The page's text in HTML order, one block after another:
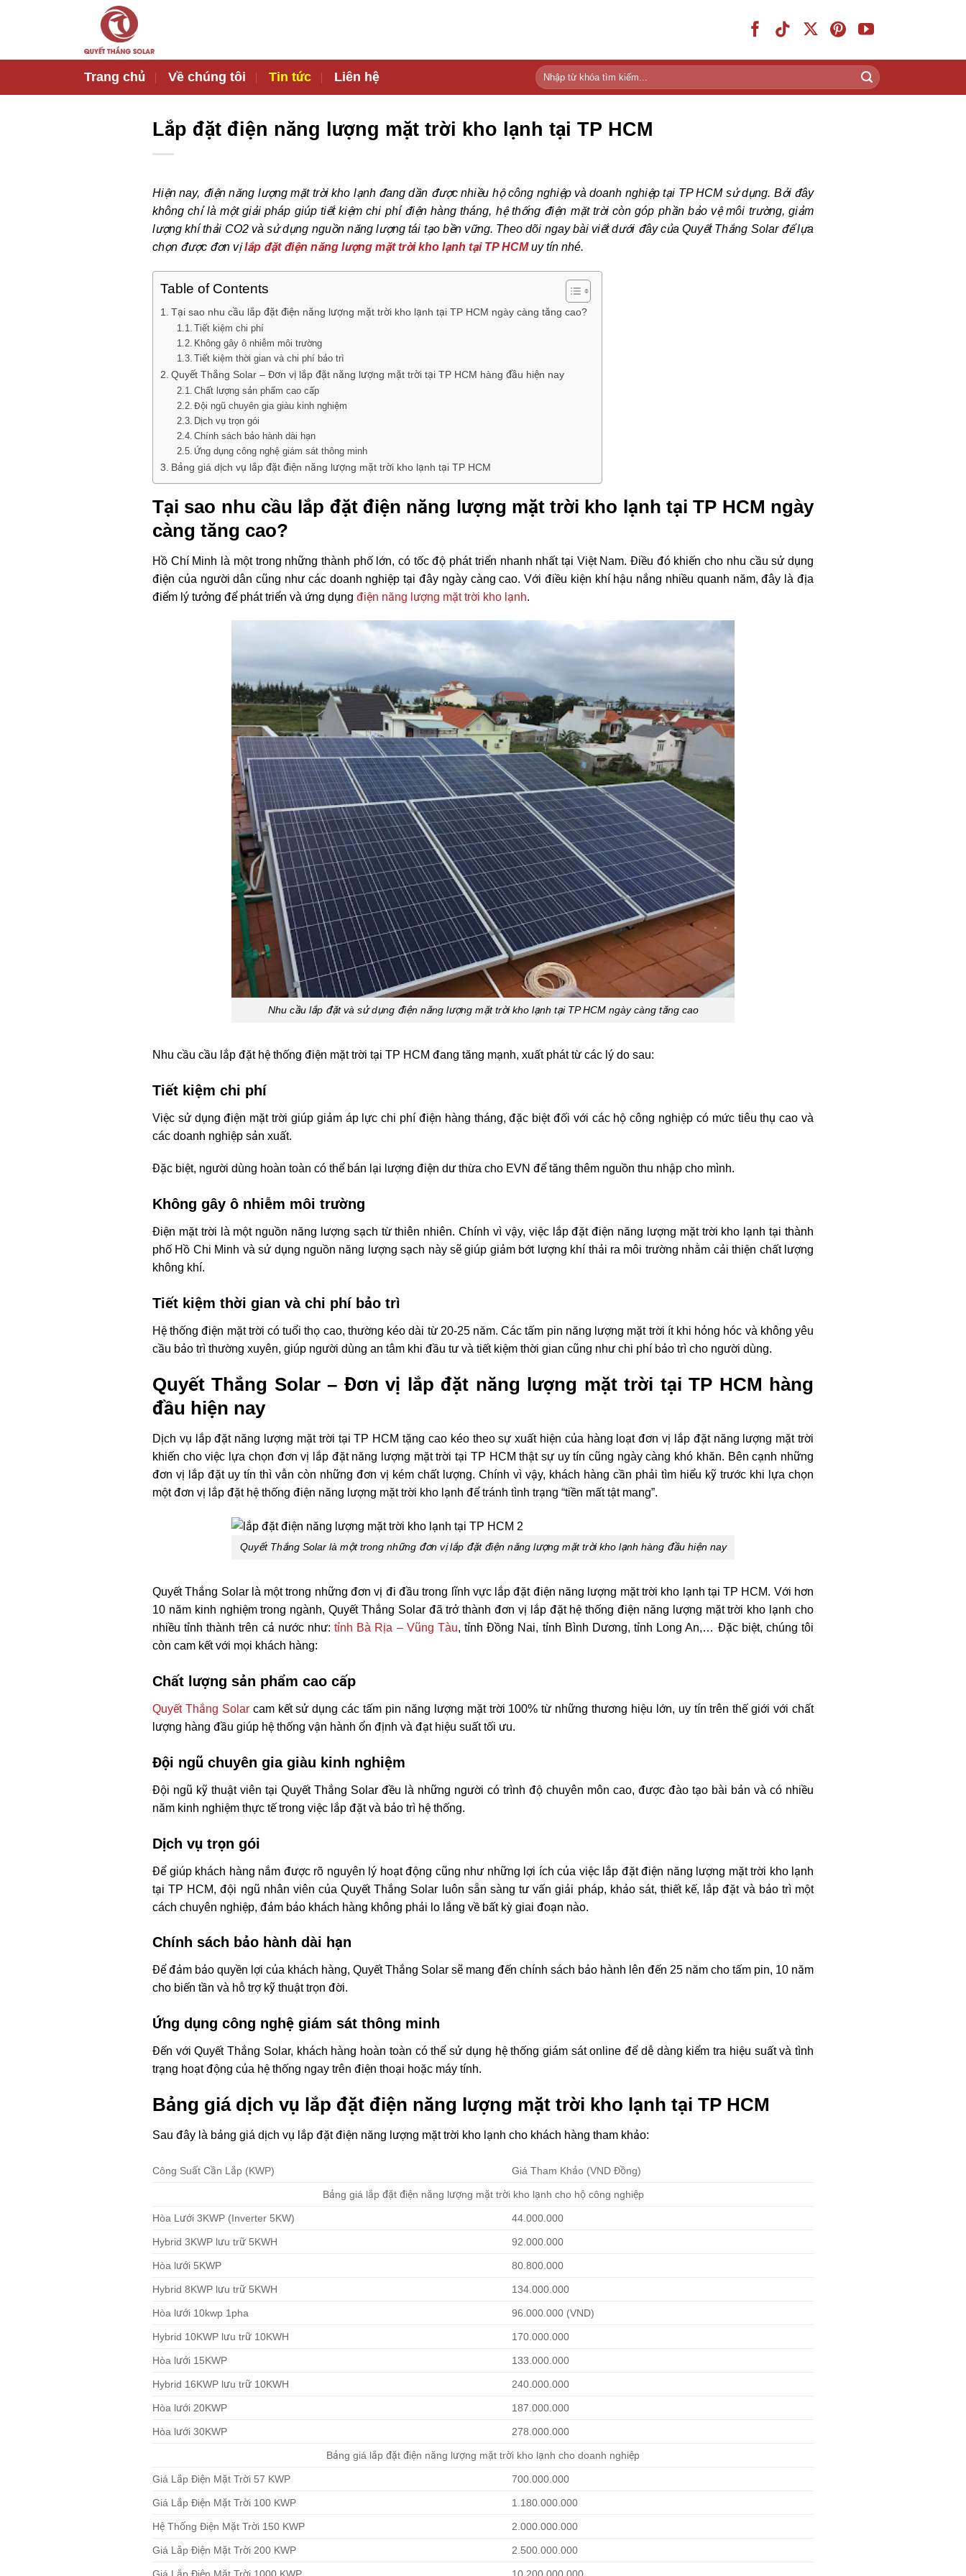
dung
Trang chủ Về chúng tôi Tin tức Liên hệ
Lắp đặt điện năng lượng mặt trời kho lạnh tại TP HCM
Hiện nay, điện năng lượng mặt trời kho lạnh đang dần được nhiều hộ công nghiệp và doanh nghiệp tại TP HCM sử dụng. Bởi đây
không chỉ là một giải pháp giúp tiết kiệm chi phí điện hàng tháng, hệ thống điện mặt trời còn góp phần bảo vệ môi trường, giảm
lượng khí thải CO2 và sử dụng nguồn năng lượng tái tạo bền vững. Theo dõi ngay bài viết dưới đây của Quyết Thắng Solar để lựa
chọn được đơn vịlắp đặt điện năng lượng mặt trời kho lạnh tại TP HCMuy tín nhé.
Table of Contents
Tại sao nhu cầu lắp đặt điện năng lượng mặt trời kho lạnh tại TP HCM ngày càng tăng cao?
Tiết kiệm chi phí
Không gây ô nhiễm môi trường
Tiết kiệm thời gian và chi phí bảo trì
Quyết Thắng Solar – Đơn vị lắp đặt năng lượng mặt trời tại TP HCM hàng đầu hiện nay
Chất lượng sản phẩm cao cấp
Đội ngũ chuyên gia giàu kinh nghiệm
Dịch vụ trọn gói
Chính sách bảo hành dài hạn
Ứng dụng công nghệ giám sát thông minh
Bảng giá dịch vụ lắp đặt điện năng lượng mặt trời kho lạnh tại TP HCM
Tại sao nhu cầu lắp đặt điện năng lượng mặt trời kho lạnh tại TP HCM ngày
càng tăng cao?
Hồ Chí Minh là một trong những thành phố lớn, có tốc độ phát triển nhanh nhất tại Việt Nam. Điều đó khiến cho nhu cầu sử dụng
điện của người dân cũng như các doanh nghiệp tại đây ngày càng cao. Với điều kiện khí hậu nắng nhiều quanh năm, đây là địa
điểm lý tưởng để phát triển và ứng dụng điện năng lượng mặt trời kho lạnh.
Nhu cầu lắp đặt và sử dụng điện năng lượng mặt trời kho lạnh tại TP HCM ngày càng tăng cao
Nhu cầu cầu lắp đặt hệ thống điện mặt trời tại TP HCM đang tăng mạnh, xuất phát từ các lý do sau:
Tiết kiệm chi phí
Việc sử dụng điện mặt trời giúp giảm áp lực chi phí điện hàng tháng, đặc biệt đối với các hộ công nghiệp có mức tiêu thụ cao và
các doanh nghiệp sản xuất.
Đặc biệt, người dùng hoàn toàn có thể bán lại lượng điện dư thừa cho EVN để tăng thêm nguồn thu nhập cho mình.
Không gây ô nhiễm môi trường
Điện mặt trời là một nguồn năng lượng sạch từ thiên nhiên. Chính vì vậy, việc lắp đặt điện năng lượng mặt trời kho lạnh tại thành
phố Hồ Chi Minh và sử dụng nguồn năng lượng sạch này sẽ giúp giảm bớt lượng khí thải ra môi trường nhằm cải thiện chất lượng
không khí.
Tiết kiệm thời gian và chi phí bảo trì
Hệ thống điện mặt trời có tuổi thọ cao, thường kéo dài từ 20-25 năm. Các tấm pin năng lượng mặt trời ít khi hỏng hóc và không yêu
cầu bảo trì thường xuyên, giúp người dùng an tâm khi đầu tư và tiết kiệm thời gian cũng như chi phí bảo trì cho người dùng.
Quyết Thắng Solar – Đơn vị lắp đặt năng lượng mặt trời tại TP HCM hàng
đầu hiện nay
Dịch vụ lắp đặt năng lượng mặt trời tại TP HCM tặng cao kéo theo sự xuất hiện của hàng loạt đơn vị lắp đặt năng lượng mặt trời
khiến cho việc lựa chọn đơn vị lắp đặt năng lượng mặt trời tại TP HCM thật sự uy tín cũng ngày càng khó khăn. Bên cạnh những
đơn vị lắp đặt uy tín thì vẫn còn những đơn vị kém chất lượng. Chính vì vậy, khách hàng cần phải tìm hiểu kỹ trước khi lựa chọn
một đơn vị lắp đặt hệ thống điện năng lượng mặt trời kho lạnh để tránh tình trạng “tiền mất tật mang”.
Quyết Thắng Solar là một trong những đơn vị lắp đặt điện năng lượng mặt trời kho lạnh hàng đầu hiện nay
Quyết Thắng Solar là một trong những đơn vị đi đầu trong lĩnh vực lắp đặt điện năng lượng mặt trời kho lạnh tại TP HCM. Với hơn
10 năm kinh nghiệm trong ngành, Quyết Thắng Solar đã trở thành đơn vị lắp đặt hệ thống điện năng lượng mặt trời kho lạnh cho
nhiều tỉnh thành trên cả nước như:tỉnh Bà Rịa – Vũng Tàu, tỉnh Đồng Nai, tỉnh Bình Dương, tỉnh Long An,… Đặc biệt, chúng tôi
còn cam kết với mọi khách hàng:
Chất lượng sản phẩm cao cấp
Quyết Thắng Solarcam kết sử dụng các tấm pin năng lượng mặt trời 100% từ những thương hiệu lớn, uy tín trên thế giới với chất
lượng hàng đầu giúp hệ thống vận hành ổn định và đạt hiệu suất tối ưu.
Đội ngũ chuyên gia giàu kinh nghiệm
Đội ngũ kỹ thuật viên tại Quyết Thắng Solar đều là những người có trình độ chuyên môn cao, được đào tạo bài bản và có nhiều
năm kinh nghiệm thực tế trong việc lắp đặt và bảo trì hệ thống.
Dịch vụ trọn gói
Để giúp khách hàng nắm được rõ nguyên lý hoạt động cũng như những lợi ích của việc lắp đặt điện năng lượng mặt trời kho lạnh
tại TP HCM, đội ngũ nhân viên của Quyết Thắng Solar luôn sẵn sàng tư vấn giải pháp, khảo sát, thiết kế, lắp đặt và bảo trì một
cách chuyên nghiệp, đảm bảo khách hàng không phải lo lắng về bất kỳ giai đoạn nào.
Chính sách bảo hành dài hạn
Để đảm bảo quyền lợi của khách hàng, Quyết Thắng Solar sẽ mang đến chính sách bảo hành lên đến 25 năm cho tấm pin, 10 năm
cho biến tần và hỗ trợ kỹ thuật trọn đời.
Ứng dụng công nghệ giám sát thông minh
Đến với Quyết Thắng Solar, khách hàng hoàn toàn có thể sử dụng hệ thống giám sát online để dễ dàng kiểm tra hiệu suất và tình
trạng hoạt động của hệ thống ngay trên điện thoại hoặc máy tính.
Bảng giá dịch vụ lắp đặt điện năng lượng mặt trời kho lạnh tại TP HCM
Sau đây là bảng giá dịch vụ lắp đặt điện năng lượng mặt trời kho lạnh cho khách hàng tham khảo:
Công Suất Cần Lắp (KWP) Giá Tham Khảo (VND Đồng)
Bảng giá lắp đặt điện năng lượng mặt trời kho lạnh cho hộ công nghiệp
Hòa Lưới 3KWP (Inverter 5KW) 44.000.000
Hybrid 3KWP lưu trữ 5KWH 92.000.000
Hòa lưới 5KWP 80.800.000
Hybrid 8KWP lưu trữ 5KWH 134.000.000
Hòa lưới 10kwp 1pha 96.000.000 (VND)
Hybrid 10KWP lưu trữ 10KWH 170.000.000
Hòa lưới 15KWP 133.000.000
Hybrid 16KWP lưu trữ 10KWH 240.000.000
Hòa lưới 20KWP 187.000.000
Hòa lưới 30KWP 278.000.000
Bảng giá lắp đặt điện năng lượng mặt trời kho lạnh cho doanh nghiệp
Giá Lắp Điện Mặt Trời 57 KWP 700.000.000
Giá Lắp Điện Mặt Trời 100 KWP 1.180.000.000
Hệ Thống Điện Mặt Trời 150 KWP 2.000.000.000
Giá Lắp Điện Mặt Trời 200 KWP 2.500.000.000
Giá Lắp Điện Mặt Trời 1000 KWP 10.200.000.000